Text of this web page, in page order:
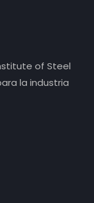
of Steel
la industria